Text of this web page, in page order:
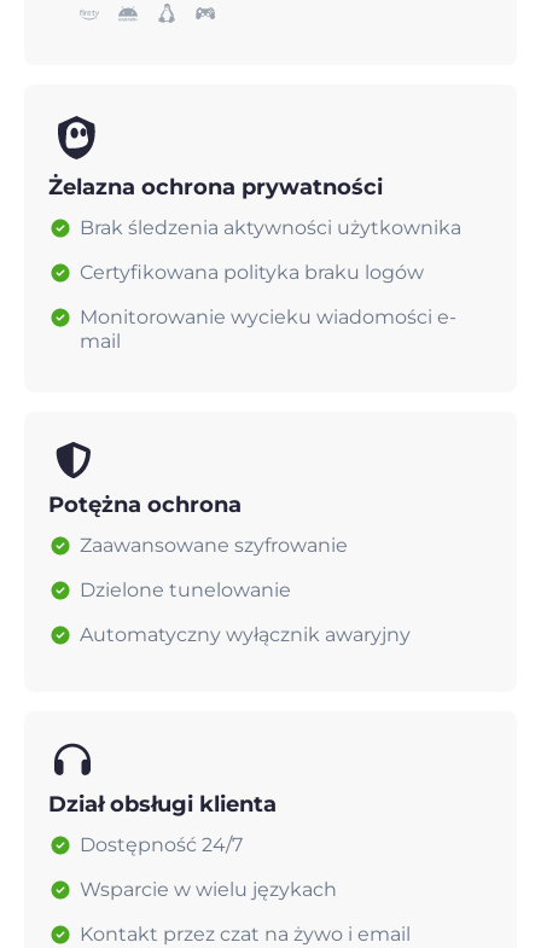
Żelazna ochrona prywatności
Brak śledzenia aktywności użytkownika
Certyfikowana polityka braku logów
Monitorowanie wycieku wiadomości e-
mail
Potężna ochrona
Zaawansowane szyfrowanie
Dzielone tunelowanie
Automatyczny wyłącznik awaryjny
Dział obsługi klienta
Dostępność 24/7
Wsparcie w wielu językach
Kontakt przez czat na żywo i email